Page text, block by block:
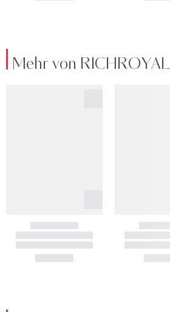
Mehr von RICHROYAL